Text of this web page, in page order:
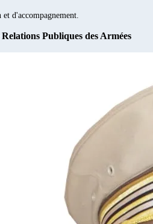
d'accompagnement.
Publiques des Armées